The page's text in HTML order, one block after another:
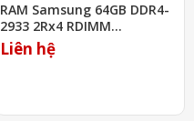
RAM Samsung 64GB DDR4-
2933 2Rx4 RDIMM
(M393A8G40AB2-CVF)
Liên hệ